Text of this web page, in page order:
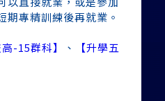
期專精訓練後再就業。
高-15群科】 、
【升學五